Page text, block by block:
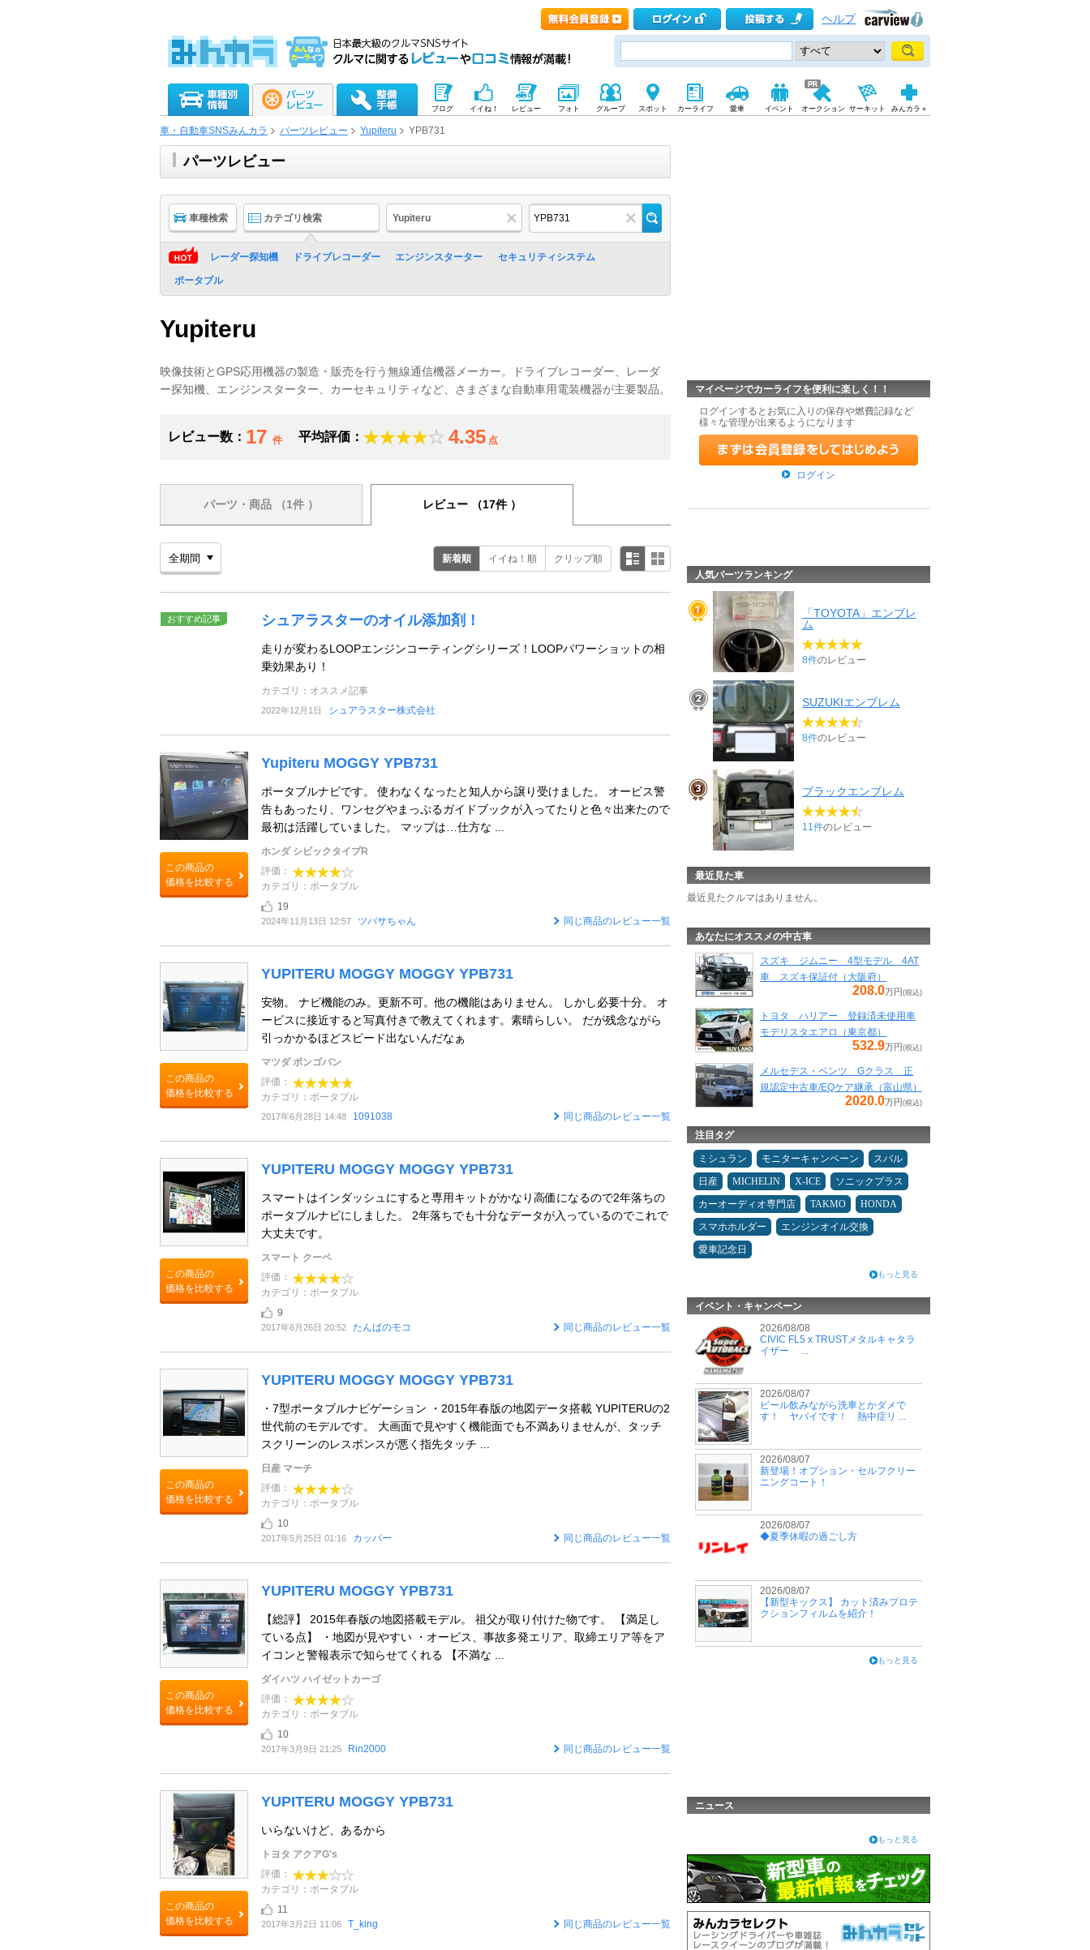
ヘルプ
ブログ イイね！ レビュー フォト グループ スポット カーライフ 愛車 イベント オークション サーキット みんカラ＋
車・自動車SNSみんカラ パーツレビュー Yupiteru YPB731
パーツレビュー
車種検索 カテゴリ検索 Yupiteru
レーダー探知機 ドライブレコーダー エンジンスターター セキュリティシステム
ポータブル
Yupiteru
映像技術とGPS応用機器の製造・販売を行う無線通信機器メーカー。ドライブレコーダー、レーダ
ー探知機、エンジンスターター、カーセキュリティなど、さまざまな自動車用電装機器が主要製品。
レビュー数： 17 件 平均評価： 4.35 点
パーツ・商品 （1件 ） レビュー （17件 ）
新着順 イイね！順 クリップ順
おすすめ記事 シュアラスターのオイル添加剤！
走りが変わるLOOPエンジンコーティングシリーズ！LOOPパワーショットの相
乗効果あり！
カテゴリ：オススメ記事
2022年12月1日 シュアラスター株式会社
この商品の
価格を比較する
Yupiteru MOGGY YPB731
ポータブルナビです。 使わなくなったと知人から譲り受けました。 オービス警
告もあったり、ワンセグやまっぷるガイドブックが入ってたりと色々出来たので
最初は活躍していました。 マップは…仕方な ...
ホンダ シビックタイプR
評価：
カテゴリ：ポータブル
19
2024年11月13日 12:57 ツバサちゃん 同じ商品のレビュー一覧
この商品の
価格を比較する
YUPITERU MOGGY MOGGY YPB731
安物。 ナビ機能のみ。更新不可。他の機能はありません。 しかし必要十分。 オ
ービスに接近すると写真付きで教えてくれます。素晴らしい。 だが残念ながら
引っかかるほどスピード出ないんだなぁ
マツダ ボンゴバン
評価：
カテゴリ：ポータブル
2017年6月28日 14:48 1091038 同じ商品のレビュー一覧
この商品の
価格を比較する
YUPITERU MOGGY MOGGY YPB731
スマートはインダッシュにすると専用キットがかなり高価になるので2年落ちの
ポータブルナビにしました。 2年落ちでも十分なデータが入っているのでこれで
大丈夫です。
スマート クーペ
評価：
カテゴリ：ポータブル
9
2017年6月26日 20:52 たんばのモコ 同じ商品のレビュー一覧
この商品の
価格を比較する
YUPITERU MOGGY MOGGY YPB731
・7型ポータブルナビゲーション ・2015年春版の地図データ搭載 YUPITERUの2
世代前のモデルです。 大画面で見やすく機能面でも不満ありませんが、タッチ
スクリーンのレスポンスが悪く指先タッチ ...
日産 マーチ
評価：
カテゴリ：ポータブル
10
2017年5月25日 01:16 カッパー 同じ商品のレビュー一覧
この商品の
価格を比較する
YUPITERU MOGGY YPB731
【総評】 2015年春版の地図搭載モデル。 祖父が取り付けた物です。 【満足し
ている点】 ・地図が見やすい ・オービス、事故多発エリア、取締エリア等をア
イコンと警報表示で知らせてくれる 【不満な ...
ダイハツ ハイゼットカーゴ
評価：
カテゴリ：ポータブル
10
2017年3月9日 21:25 Rin2000 同じ商品のレビュー一覧
この商品の
価格を比較する
YUPITERU MOGGY YPB731
いらないけど、あるから
トヨタ アクアG's
評価：
カテゴリ：ポータブル
11
2017年3月2日 11:06 T_king 同じ商品のレビュー一覧
マイページでカーライフを便利に楽しく！！
ログインするとお気に入りの保存や燃費記録など
様々な管理が出来るようになります
ログイン
人気パーツランキング
「TOYOTA」エンブレ
ム
8件のレビュー
SUZUKIエンブレム
8件のレビュー
ブラックエンブレム
11件のレビュー
最近見た車
最近見たクルマはありません。
あなたにオススメの中古車
スズキ ジムニー 4型モデル 4AT
車 スズキ保証付（大阪府）
208.0万円(税込)
トヨタ ハリアー 登録済未使用車
モデリスタエアロ（東京都）
532.9万円(税込)
メルセデス・ベンツ Gクラス 正
規認定中古車/EQケア継承（富山県）
2020.0万円(税込)
注目タグ
ミシュラン モニターキャンペーン
スバル
日産
MICHELIN X-ICE
ソニックプラス
カーオーディオ専門店
TAKMO
HONDA
スマホホルダー
エンジンオイル交換
愛車記念日
もっと見る
イベント・キャンペーン
2026/08/08
CIVIC FL5 x TRUSTメタルキャタラ
イザー ...
2026/08/07
ビール飲みながら洗車とかダメで
す！ ヤバイです！ 熱中症リ ...
2026/08/07
新登場！オプション・セルフクリー
ニングコート！
2026/08/07
◆夏季休暇の過ごし方
2026/08/07
【新型キックス】 カット済みプロテ
クションフィルムを紹介！
もっと見る
ニュース
もっと見る